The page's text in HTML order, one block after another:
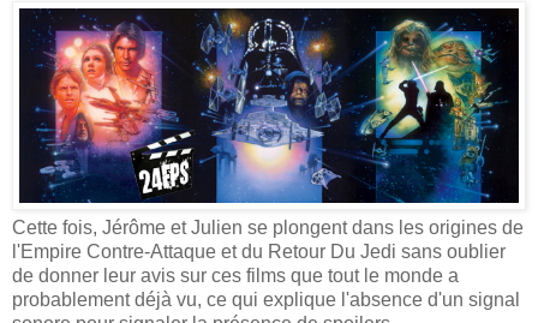
Cette fois, Jérôme et Julien se plongent dans les origines de
l'Empire Contre-Attaque et du Retour Du Jedi sans oublier
de donner leur avis sur ces films que tout le monde a
probablement déjà vu, ce qui explique l'absence d'un signal